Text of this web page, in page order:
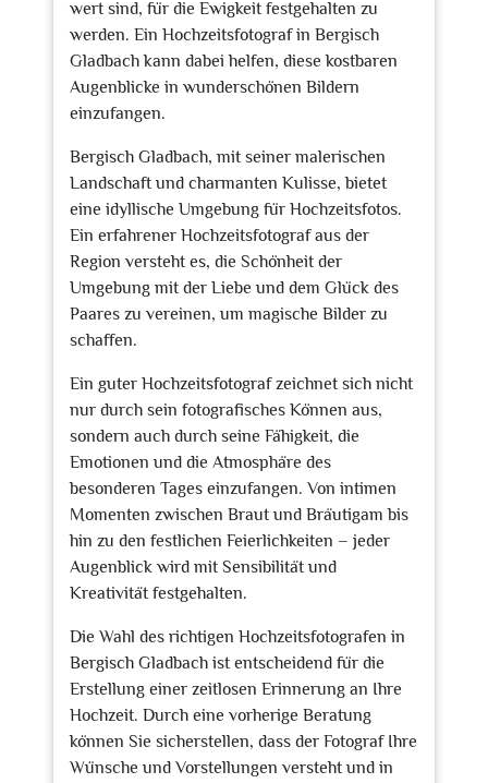
wert sind, für die Ewigkeit festgehalten zu
werden. Ein Hochzeitsfotograf in Bergisch
Gladbach kann dabei helfen, diese kostbaren
Augenblicke in wunderschönen Bildern
einzufangen.
Bergisch Gladbach, mit seiner malerischen
Landschaft und charmanten Kulisse, bietet
eine idyllische Umgebung für Hochzeitsfotos.
Ein erfahrener Hochzeitsfotograf aus der
Region versteht es, die Schönheit der
Umgebung mit der Liebe und dem Glück des
Paares zu vereinen, um magische Bilder zu
schaffen.
Ein guter Hochzeitsfotograf zeichnet sich nicht
nur durch sein fotografisches Können aus,
sondern auch durch seine Fähigkeit, die
Emotionen und die Atmosphäre des
besonderen Tages einzufangen. Von intimen
Momenten zwischen Braut und Bräutigam bis
hin zu den festlichen Feierlichkeiten – jeder
Augenblick wird mit Sensibilität und
Kreativität festgehalten.
Die Wahl des richtigen Hochzeitsfotografen in
Bergisch Gladbach ist entscheidend für die
Erstellung einer zeitlosen Erinnerung an Ihre
Hochzeit. Durch eine vorherige Beratung
können Sie sicherstellen, dass der Fotograf Ihre
Wünsche und Vorstellungen versteht und in